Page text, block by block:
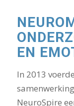
EN
In 2013
NeuroSpire